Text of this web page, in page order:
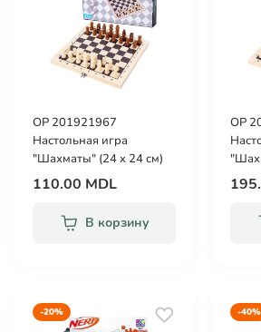
OP 201921967
Настольная игра
"Шахматы" (24 x 24 см)
110.00 MDL
В корзину
OP
-20% -40%